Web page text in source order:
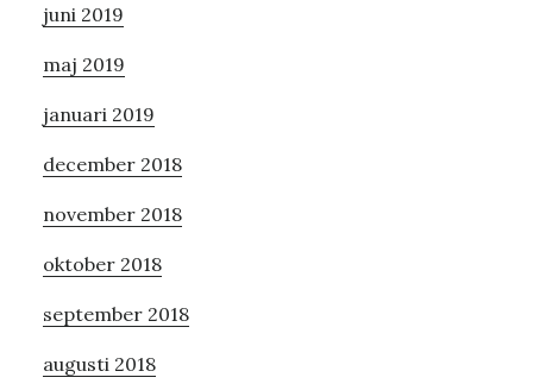
juni 2019
maj 2019
januari 2019
december 2018
november 2018
oktober 2018
september 2018
augusti 2018